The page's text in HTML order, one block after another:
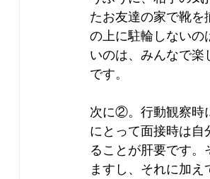
たお友達の家で靴を
の上に駐輪しないの
いのは、みんなで楽
です。
次に②。行動観察時
にとって面接時は自
ることが肝要です。
ますし、それに加